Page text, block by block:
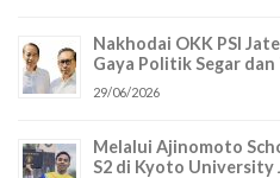
Nakhodai OKK PSI
Gaya Politik Segar
29/06/2026
Melalui Ajinomoto
S2 di Kyoto University